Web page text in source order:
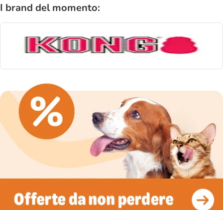
I brand del momento: